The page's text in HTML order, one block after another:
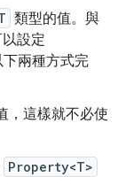
類型的值。與
設定
兩種方式完
，這樣就不必使
Property<T>